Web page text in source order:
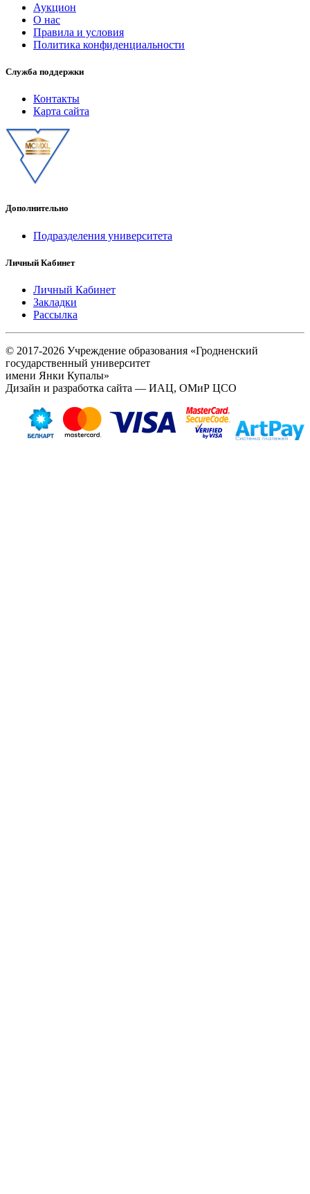
Аукцион
О нас
Правила и условия
Политика конфиденциальности
Служба поддержки
Контакты
Карта сайта
Дополнительно
Подразделения университета
Личный Кабинет
Личный Кабинет
Закладки
Рассылка
© 2017-2026 Учреждение образования «Гродненский
государственный университет
имени Янки Купалы»
Дизайн и разработка сайта — ИАЦ, ОМиР ЦСО